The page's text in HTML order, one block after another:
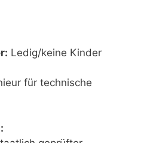
Ledig/keine Kinder
für technische